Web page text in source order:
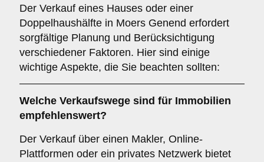
Der Verkauf eines Hauses oder einer
Doppelhaushälfte in Moers Genend erfordert
sorgfältige Planung und Berücksichtigung
verschiedener Faktoren. Hier sind einige
wichtige Aspekte, die Sie beachten sollten:
Welche Verkaufswege sind für Immobilien
empfehlenswert?
Der Verkauf über einen Makler, Online-
Plattformen oder ein privates Netzwerk bietet